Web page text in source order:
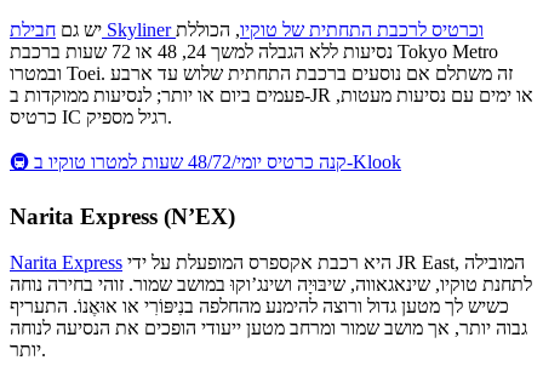
יש גם
חבילת Skyliner וכרטיס לרכבת התחתית של טוקיו, הכוללת
נסיעות ללא הגבלה למשך 24, 48 או 72 שעות ברכבת Tokyo Metro
ובמטרו Toei. זה משתלם אם נוסעים ברכבת התחתית שלוש עד ארבע
פעמים ביום או יותר; לנסיעות ממוקדות ב-JR או ימים עם נסיעות מעטות,
כרטיס IC רגיל מספיק.
🚇 קנה כרטיס יומי/48/72 שעות למטרו טוקיו ב-Klook
Narita Express (N’EX)
Narita Express
לתחנת טוקיו, שינאגאווה, שיבּוּיָה ושינג’וקוּ במושב שמור. זוהי בחירה נוחה
כשיש לך מטען גדול ורוצה להימנע מהחלפה בנִיפּוֹרִי או אוּאֶנוֹ. התעריף
גבוה יותר, אך מושב שמור ומרחב מטען ייעודי הופכים את הנסיעה לנוחה
יותר.